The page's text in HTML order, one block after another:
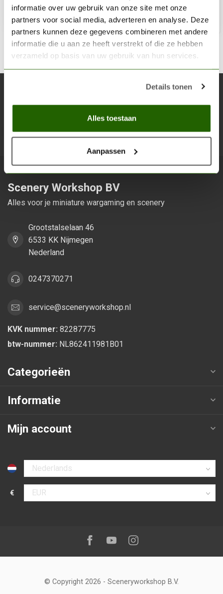
informatie over uw gebruik van onze site met onze
partners voor social media, adverteren en analyse. Deze
partners kunnen deze gegevens combineren met andere
informatie die u aan ze heeft verstrekt of die ze hebben
verzameld op basis van uw gebruik van hun services.
Details tonen
Alles toestaan
Aanpassen
Blijf op de hoogte over onze laatste acties
Scenery Workshop BV
Alles voor je miniature wargaming en scenery
Grootstalselaan 46
6533 KK Nijmegen
Nederland
0247370271
service@sceneryworkshop.nl
KVK nummer: 82287775
btw-nummer: NL862411981B01
Categorieën
Informatie
Mijn account
Selecteer taal
€
Selecteer valuta
Volg ons op:Facebook
YoutubeInstagram
© Copyright 2026 - Sceneryworkshop B.V.